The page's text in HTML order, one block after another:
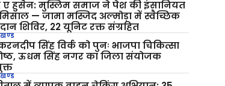
ए हुसैन: मुस्लिम समाज ने पेश की इंसानियत
— जामा मस्जिद अल्मोड़ा में स्वैच्छिक
शिविर, 22 यूनिट रक्त संग्रहित
सिंह विर्क को पुनः भाजपा चिकित्सा
ऊधम सिंह नगर का जिला संयोजक